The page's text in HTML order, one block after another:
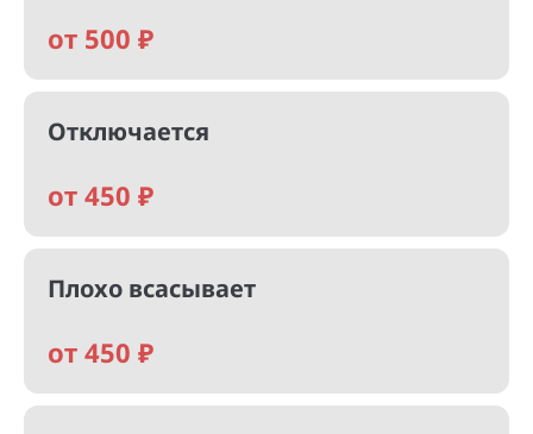
от 500 ₽
Отключается
от 450 ₽
Плохо всасывает
от 450 ₽